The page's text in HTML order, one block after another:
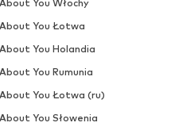
About You Włochy
About You Łotwa
About You Holandia
About You Rumunia
About You Łotwa (ru)
About You Słowenia